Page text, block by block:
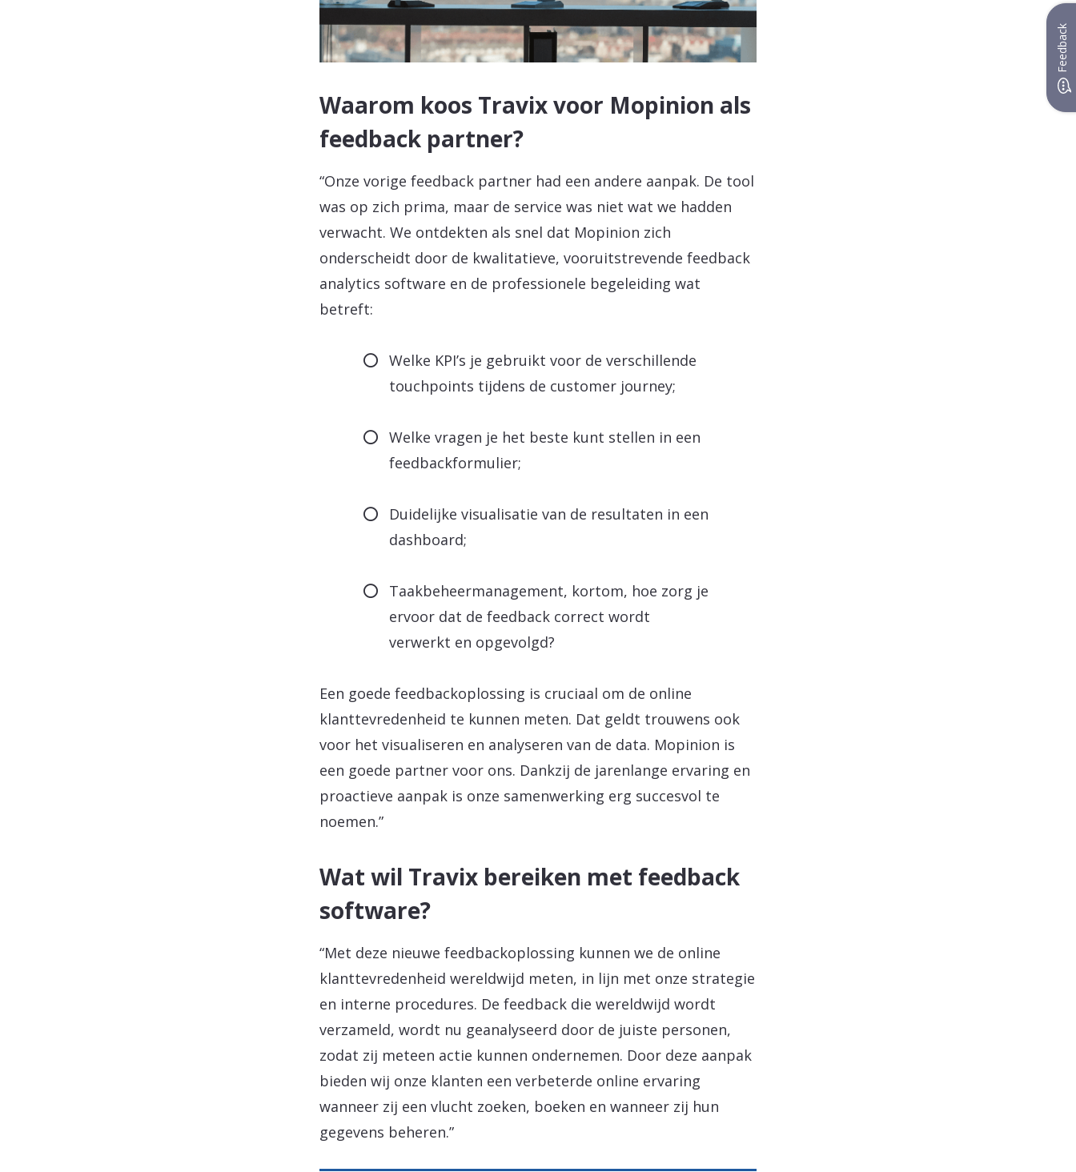
Waarom koos Travix voor Mopinion als
feedback partner?
“Onze vorige feedback partner had een andere aanpak. De tool
was op zich prima, maar de service was niet wat we hadden
verwacht. We ontdekten als snel dat Mopinion zich
onderscheidt door de kwalitatieve, vooruitstrevende feedback
analytics software en de professionele begeleiding wat
betreft:
Welke KPI’s je gebruikt voor de verschillende
touchpoints tijdens de customer journey;
Welke vragen je het beste kunt stellen in een
feedbackformulier;
Duidelijke visualisatie van de resultaten in een
dashboard;
Taakbeheermanagement, kortom, hoe zorg je
ervoor dat de feedback correct wordt
verwerkt en opgevolgd?
Een goede feedbackoplossing is cruciaal om de online
klanttevredenheid te kunnen meten. Dat geldt trouwens ook
voor het visualiseren en analyseren van de data. Mopinion is
een goede partner voor ons. Dankzij de jarenlange ervaring en
proactieve aanpak is onze samenwerking erg succesvol te
noemen.”
Wat wil Travix bereiken met feedback
software?
“Met deze nieuwe feedbackoplossing kunnen we de online
klanttevredenheid wereldwijd meten, in lijn met onze strategie
en interne procedures. De feedback die wereldwijd wordt
verzameld, wordt nu geanalyseerd door de juiste personen,
zodat zij meteen actie kunnen ondernemen. Door deze aanpak
bieden wij onze klanten een verbeterde online ervaring
wanneer zij een vlucht zoeken, boeken en wanneer zij hun
gegevens beheren.”
Feedback